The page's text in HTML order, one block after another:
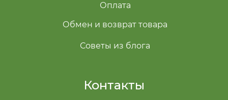
Контакты
Оплата
Обмен и возврат товара
Советы из блога